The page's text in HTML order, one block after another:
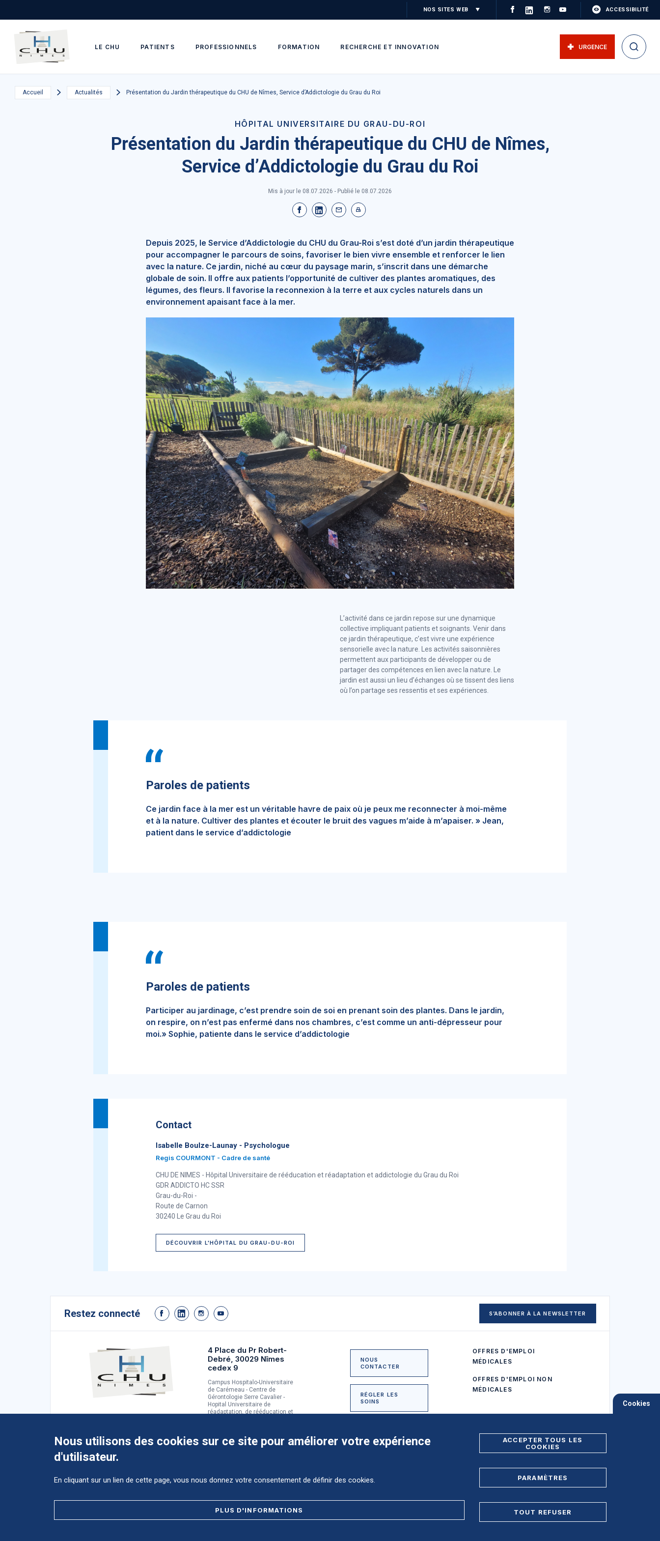
LE CHU PATIENTS PROFESSIONNELS FORMATION RECHERCHE ET INNOVATION
NOS SITES WEB ACCESSIBILITÉ
URGENCE
Accueil Actualités Présentation du Jardin thérapeutique du CHU de Nîmes, Service d’Addictologie du Grau du Roi
HÔPITAL UNIVERSITAIRE DU GRAU-DU-ROI
Présentation du Jardin thérapeutique du CHU de Nîmes,
Service d’Addictologie du Grau du Roi
Mis à jour le 08.07.2026 - Publié le 08.07.2026
Depuis 2025, le Service d’Addictologie du CHU du Grau-Roi s’est doté d’un jardin thérapeutique
pour accompagner le parcours de soins, favoriser le bien vivre ensemble et renforcer le lien
avec la nature. Ce jardin, niché au cœur du paysage marin, s’inscrit dans une démarche
globale de soin. Il offre aux patients l’opportunité de cultiver des plantes aromatiques, des
légumes, des fleurs. Il favorise la reconnexion à la terre et aux cycles naturels dans un
environnement apaisant face à la mer.
L’activité dans ce jardin repose sur une dynamique
collective impliquant patients et soignants. Venir dans
ce jardin thérapeutique, c’est vivre une expérience
sensorielle avec la nature. Les activités saisonnières
permettent aux participants de développer ou de
partager des compétences en lien avec la nature. Le
jardin est aussi un lieu d’échanges où se tissent des liens
où l’on partage ses ressentis et ses expériences.
Paroles de patients
Ce jardin face à la mer est un véritable havre de paix où je peux me reconnecter à moi-même
et à la nature. Cultiver des plantes et écouter le bruit des vagues m’aide à m’apaiser. » Jean,
patient dans le service d’addictologie
Paroles de patients
Participer au jardinage, c’est prendre soin de soi en prenant soin des plantes. Dans le jardin,
on respire, on n’est pas enfermé dans nos chambres, c’est comme un anti-dépresseur pour
moi.» Sophie, patiente dans le service d’addictologie
Contact
Isabelle Boulze-Launay - Psychologue
Regis COURMONT - Cadre de santé
CHU DE NIMES - Hôpital Universitaire de rééducation et réadaptation et addictologie du Grau du Roi
GDR ADDICTO HC SSR
Grau-du-Roi -
Route de Carnon
30240 Le Grau du Roi
DÉCOUVRIR L'HÔPITAL DU GRAU-DU-ROI
Restez connecté S’ABONNER À LA NEWSLETTER
4 Place du Pr Robert-
Debré, 30029 Nîmes
cedex 9
Campus Hospitalo-Universitaire
de Carémeau - Centre de
Gérontologie Serre Cavalier -
Hopital Universitaire de
réadaptation, de rééducation et
NOUS
CONTACTER
RÉGLER LES
SOINS
OFFRES D'EMPLOI
MÉDICALES
OFFRES D'EMPLOI NON
MÉDICALES
Accéder au CHU et ses différents
Comment préparer mon
Foire aux Questions (FAQ)
Cookies
Nous utilisons des cookies sur ce site pour améliorer votre expérience
d'utilisateur.
En cliquant sur un lien de cette page, vous nous donnez votre consentement de définir des cookies.
PLUS D'INFORMATIONS
ACCEPTER TOUS LES
COOKIES
PARAMÈTRES
TOUT REFUSER